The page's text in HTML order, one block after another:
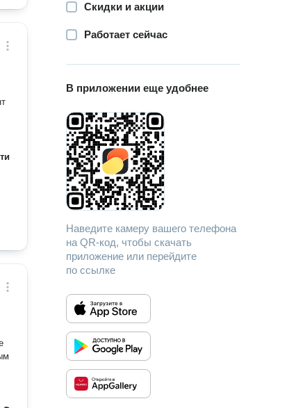
Скидки и акции
Работает сейчас
В приложении еще удобнее
Наведите камеру вашего телефона
на QR-код, чтобы скачать
приложение или перейдите
по ссылке